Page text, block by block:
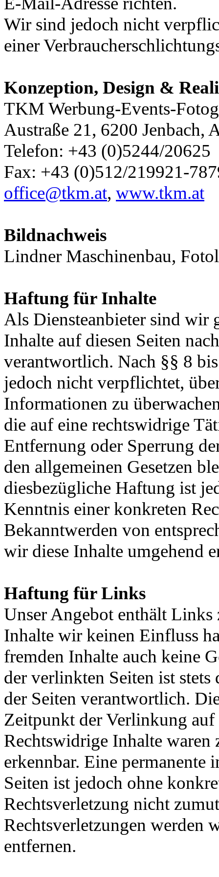
Wir sind jedoch nicht
einer
Konzeption, Design &
TKM Werbung-Events-
Austraße 21, 6200 Jenbach,
Telefon: +43 (0)5244/20625
Fax: +43 (0)512/219921-
office@tkm.at, www.tkm.at
Bildnachweis
Lindner Maschinenbau,
Haftung für Inhalte
Als Diensteanbieter sind wir
Inhalte auf diesen Seiten
verantwortlich. Nach §§ 8
jedoch nicht verpflichtet,
Informationen zu
die auf eine rechtswidrige
Entfernung oder Sperrung
den allgemeinen Gesetzen
diesbezügliche Haftung ist
Kenntnis einer konkreten
Bekanntwerden von
wir diese Inhalte umgehend
Haftung für Links
Unser Angebot enthält Links
Inhalte wir keinen Einfluss
fremden Inhalte auch keine
der verlinkten Seiten ist
der Seiten verantwortlich.
Zeitpunkt der Verlinkung
Rechtswidrige Inhalte
erkennbar. Eine
Seiten ist jedoch ohne
Rechtsverletzung nicht
Rechtsverletzungen werden
entfernen.